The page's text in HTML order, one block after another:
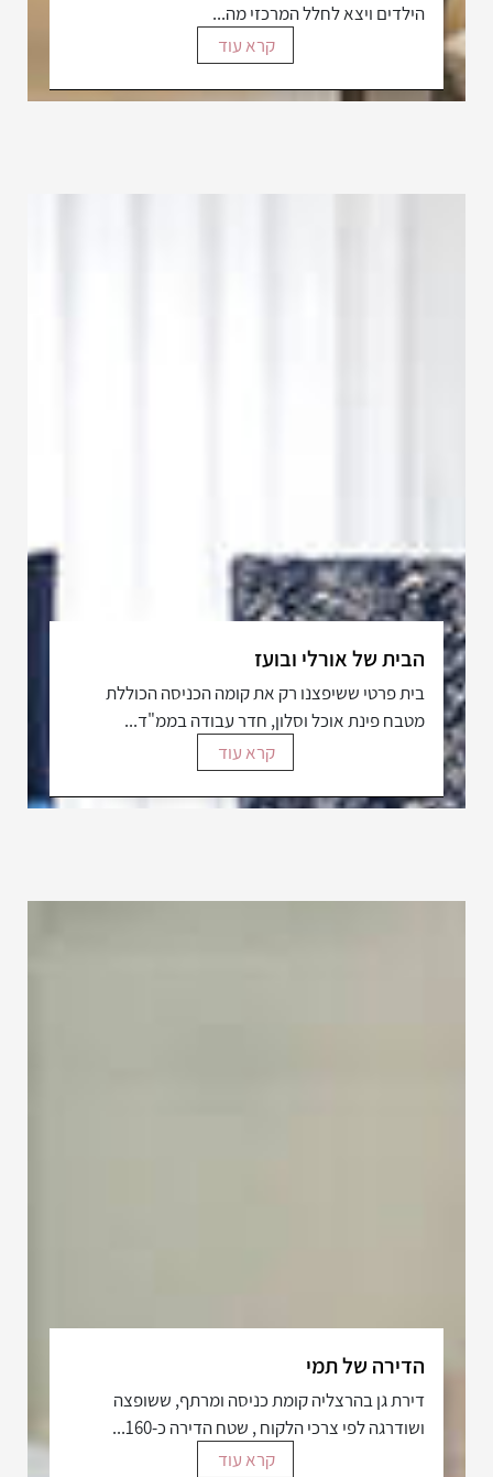
הילדים ויצא לחלל המרכזי מה...
קרא עוד
הבית של אורלי ובועז
בית פרטי ששיפצנו רק את קומה הכניסה הכוללת
מטבח פינת אוכל וסלון, חדר עבודה בממ"ד...
קרא עוד
הדירה של תמי
דירת גן בהרצליה קומת כניסה ומרתף, ששופצה
ושודרגה לפי צרכי הלקוח , שטח הדירה כ-160...
קרא עוד